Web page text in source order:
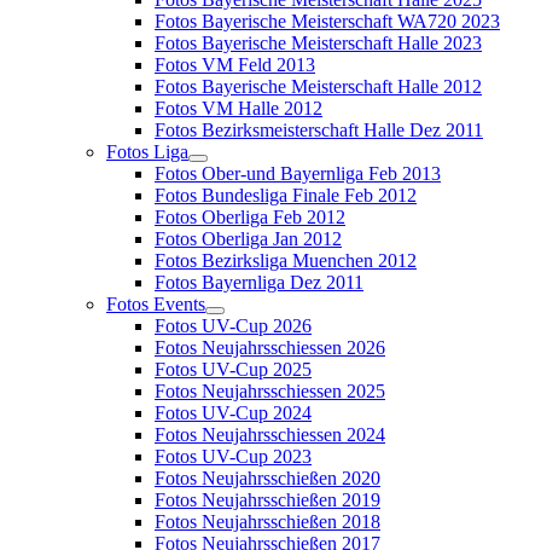
Fotos Bayerische Meisterschaft WA720 2023
Fotos Bayerische Meisterschaft Halle 2023
Fotos VM Feld 2013
Fotos Bayerische Meisterschaft Halle 2012
Fotos VM Halle 2012
Fotos Bezirksmeisterschaft Halle Dez 2011
Fotos Liga
Fotos Ober-und Bayernliga Feb 2013
Fotos Bundesliga Finale Feb 2012
Fotos Oberliga Feb 2012
Fotos Oberliga Jan 2012
Fotos Bezirksliga Muenchen 2012
Fotos Bayernliga Dez 2011
Fotos Events
Fotos UV-Cup 2026
Fotos Neujahrsschiessen 2026
Fotos UV-Cup 2025
Fotos Neujahrsschiessen 2025
Fotos UV-Cup 2024
Fotos Neujahrsschiessen 2024
Fotos UV-Cup 2023
Fotos Neujahrsschießen 2020
Fotos Neujahrsschießen 2019
Fotos Neujahrsschießen 2018
Fotos Neujahrsschießen 2017